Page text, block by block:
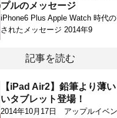
プルのメッセージ
iPhone6 Plus Apple Watch 時代
されたメッセージ 2014年9
記事を読む
【iPad Air2】鉛筆より薄
いタブレット登場！
2014年10月17日 アップルイベ